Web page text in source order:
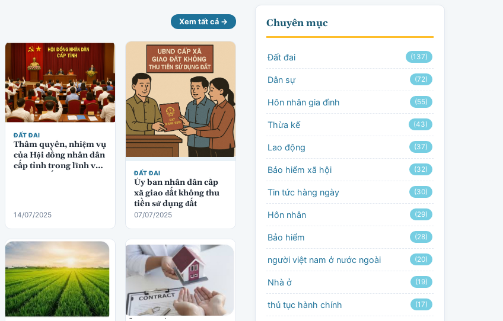
Xem tất cả →
ĐẤT ĐAI
Thẩm quyền, nhiệm vụ
của Hội đồng nhân dân
cấp tỉnh trong lĩnh vực
14/07/2025
ĐẤT ĐAI
Ủy ban nhân dân cấp
xã giao đất không thu
tiền sử dụng đất
07/07/2025
Chuyên mục
Đất đai (137)
Dân sự (72)
Hôn nhân gia đình (55)
Thừa kế (43)
Lao động (37)
Bảo hiểm xã hội (32)
Tin tức hàng ngày (30)
Hôn nhân (29)
Bảo hiểm (28)
người việt nam ở nước ngoài (20)
Nhà ở (19)
thủ tục hành chính (17)